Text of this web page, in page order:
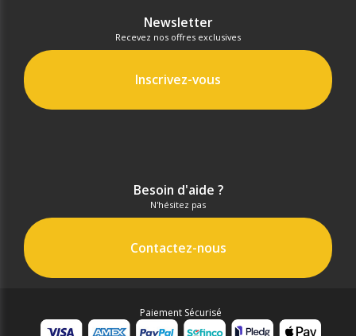
Newsletter
Recevez nos offres exclusives
Inscrivez-vous
Besoin d'aide ?
N'hésitez pas
Contactez-nous
Paiement Sécurisé